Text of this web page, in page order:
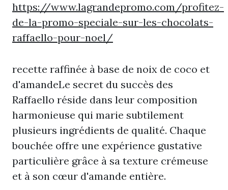
https://www.lagrandepromo.com/profitez-
de-la-promo-speciale-sur-les-chocolats-
raffaello-pour-noel/
recette raffinée à base de noix de coco et
d'amandeLe secret du succès des
Raffaello réside dans leur composition
harmonieuse qui marie subtilement
plusieurs ingrédients de qualité. Chaque
bouchée offre une expérience gustative
particulière grâce à sa texture crémeuse
et à son cœur d'amande entière.